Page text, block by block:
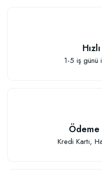
Sebze ve Çiçek Fidesi Dikim
Sepete
1-5 iş günü
Kredi Kartı,